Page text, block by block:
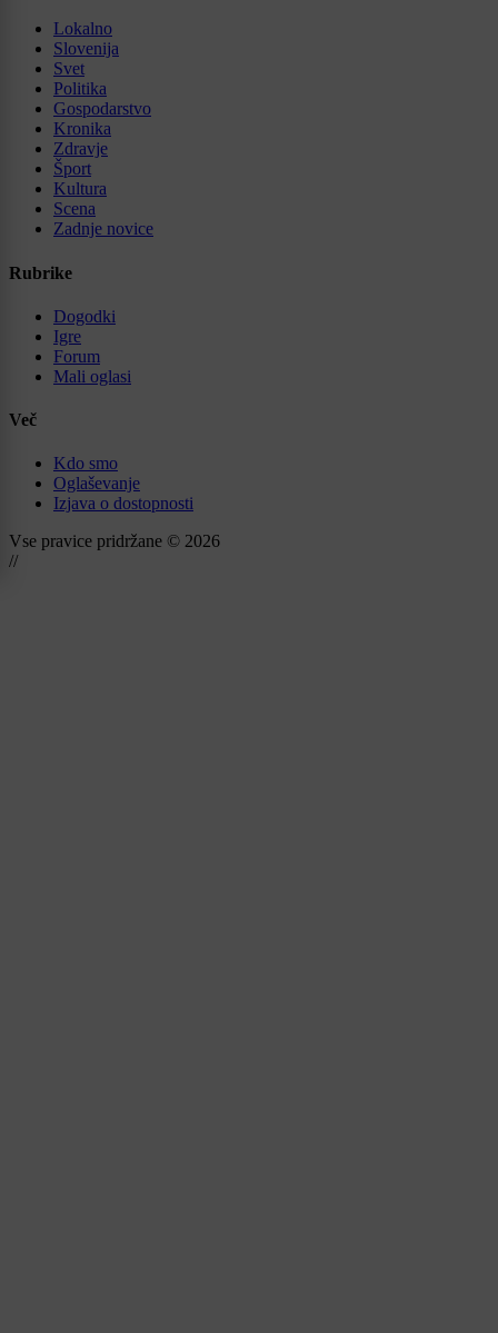
Lokalno
Slovenija
Svet
Politika
Gospodarstvo
Kronika
Zdravje
Šport
Kultura
Scena
Zadnje novice
Rubrike
Dogodki
Igre
Forum
Mali oglasi
Več
Kdo smo
Oglaševanje
Izjava o dostopnosti
Vse pravice pridržane © 2026
//